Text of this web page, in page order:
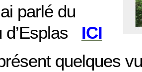
parlé du
d’Esplas ICI
quelques